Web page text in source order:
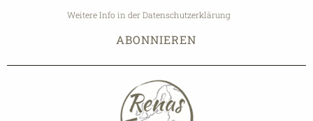
Weitere Info in der Datenschutzerklärung